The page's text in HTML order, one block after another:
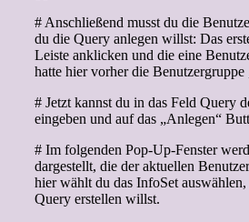
# Anschließend musst du die
du die Query anlegen willst: Das
Leiste anklicken und die eine
hatte hier vorher die Benutzergruppe
# Jetzt kannst du in das Feld Query
eingeben und auf das „Anlegen“
# Im folgenden Pop-Up-Fenster
dargestellt, die der aktuellen
hier wählt du das InfoSet
Query erstellen willst.